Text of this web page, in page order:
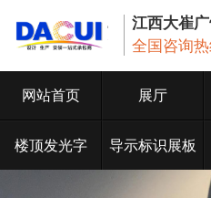
江西大崔
全国咨询
网站首页 展厅
楼顶发光字 导示标识展板